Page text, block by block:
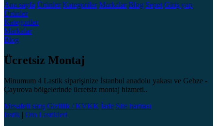
Ana sayfa Ürünler Kategoriler Markalar Blog Sepet Giriş yap
Ürünler
Kategoriler
Markalar
Blog
Ücretsiz Montaj
Minumum 4 Lastik siparişinize İstanbul anadolu yakası ve Gebze -
Çayırova bölgelerinde ücretsiz montaj hizmeti..
Mesafeli satış Gizlilik / KVKK İade Site haritası
lastik | Oto Lastikleri